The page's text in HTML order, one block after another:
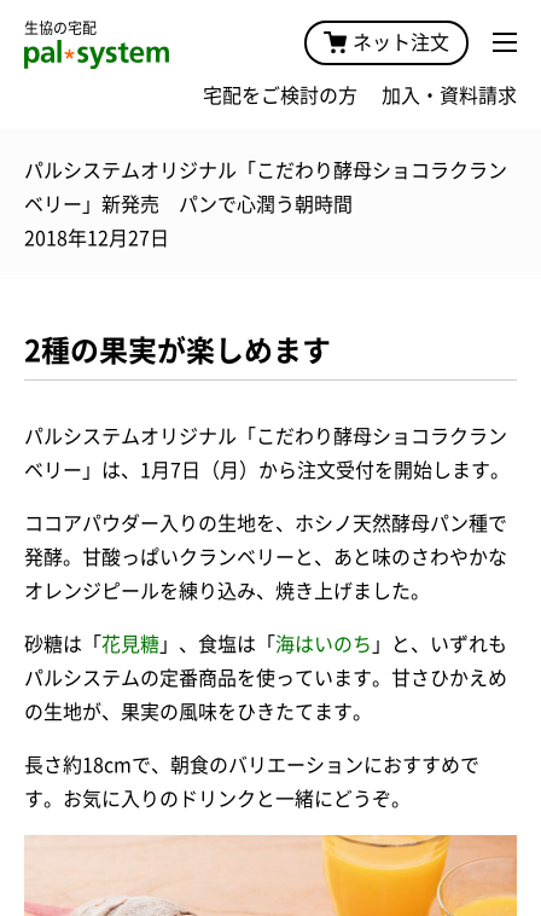
生協の宅配
ネット注文
宅配をご検討の方 加入・資料請求
パルシステムオリジナル「こだわり酵母ショコラクラン
ベリー」新発売 パンで心潤う朝時間
2018年12月27日
2種の果実が楽しめます
パルシステムオリジナル「こだわり酵母ショコラクラン
ベリー」は、1月7日（月）から注文受付を開始します。
ココアパウダー入りの生地を、ホシノ天然酵母パン種で
発酵。甘酸っぱいクランベリーと、あと味のさわやかな
オレンジピールを練り込み、焼き上げました。
砂糖は「 花見糖 」、食塩は「 海はいのち 」と、いずれも
パルシステムの定番商品を使っています。甘さひかえめ
の生地が、果実の風味をひきたてます。
長さ約18cmで、朝食のバリエーションにおすすめで
す。お気に入りのドリンクと一緒にどうぞ。